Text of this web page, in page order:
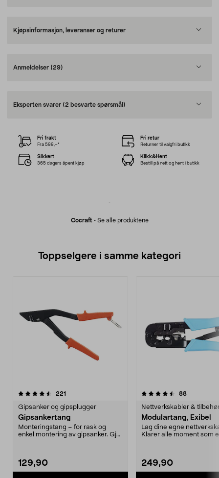
Kjøpsinformasjon, leveranser og returer
Anmeldelser (29)
Eksperten svarer (2 besvarte spørsmål)
Cocraft- Se alle produktene
Fri frakt
Fra 599,–*
Fri retur
Returner til valgfri butikk
Sikkert
365 dagers åpent kjøp
Klikk&Hent
Bestill på nett og hent i butikk
Toppselgere i samme kategori
221
Gipsanker og gipsplugger
Gipsankertang
Monteringstang – for rask og
enkel montering av gipsanker. Gjør
129,90
4.5 av 5 stjerner 88
Nettverkskabler &
Modulartang, Exibel
Lag dine egne
Klarer alle moment som
249,90
4.5 av 5 stjerner